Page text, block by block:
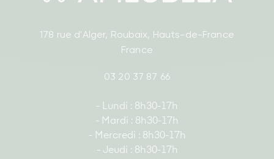
178 rue d'Alger, Roubaix, Hauts-de-France
France
03 20 37 87 66
- Lundi : 8h30-17h
- Mardi : 8h30-17h
- Mercredi : 8h30-17h
- Jeudi : 8h30-17h